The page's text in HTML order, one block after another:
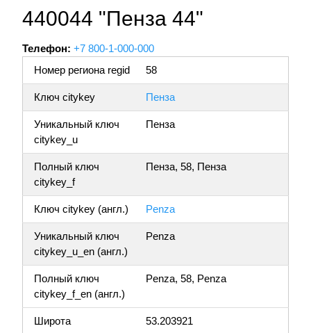
440044 "Пенза 44"
Телефон: +7 800-1-000-000
Номер региона regid
58
Ключ citykey Пенза
Уникальный ключ
citykey_u
Пенза
Полный ключ
citykey_f
Пенза, 58, Пенза
Ключ citykey (англ.) Penza
Уникальный ключ
citykey_u_en (англ.)
Penza
Полный ключ
citykey_f_en (англ.)
Penza, 58, Penza
Широта 53.203921